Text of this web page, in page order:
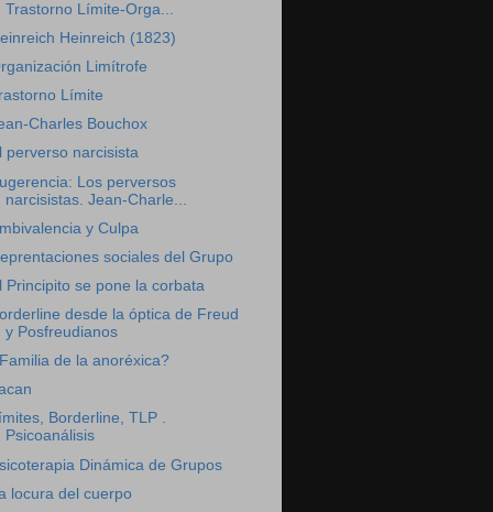
Trastorno Límite-Orga...
Heinreich (1823)
Limítrofe
Límite
Charles Bouchox
perverso narcisista
Los perversos
narcisistas. Jean-Charle...
y Culpa
sociales del Grupo
Principito se pone la corbata
desde la óptica de Freud
y Posfreudianos
de la anoréxica?
Borderline, TLP .
Psicoanálisis
Dinámica de Grupos
locura del cuerpo